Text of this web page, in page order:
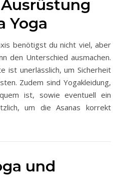
Yoga
benötigst du nicht viel, aber
den Unterschied ausmachen.
ist unerlässlich, um Sicherheit
Zudem sind Yogakleidung,
ist, sowie eventuell ein
um die Asanas korrekt
und